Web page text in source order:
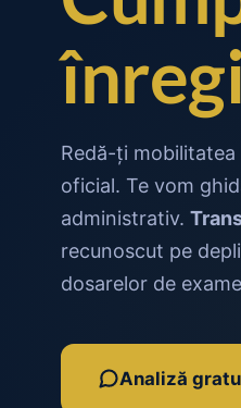
Redă-ți
oficial. Te vom
administrativ.
recunoscut pe
dosarelor de
Analiză